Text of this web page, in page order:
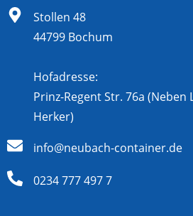
Stollen 48
44799 Bochum
Hofadresse:
Prinz-Regent Str. 76a
Herker)
info@neubach-container.de
0234 777 497 7